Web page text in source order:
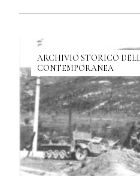
ARCHIVIO STORICO
CONTEMPORANEA